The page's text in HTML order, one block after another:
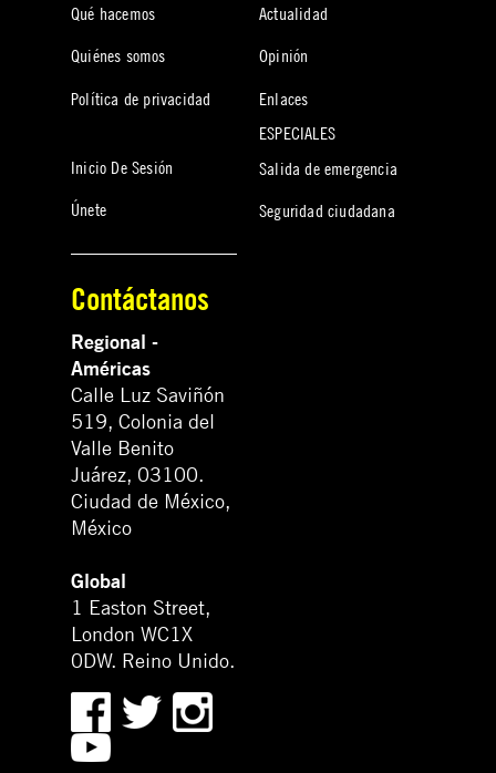
Qué hacemos
Quiénes somos
Política de privacidad
Inicio De Sesión
Únete
Actualidad
Opinión
Enlaces
ESPECIALES
Salida de emergencia
Seguridad ciudadana
Contáctanos
Regional -
Américas
Calle Luz Saviñón
519, Colonia del
Valle Benito
Juárez, 03100.
Ciudad de México,
México
Global
1 Easton Street,
London WC1X
0DW. Reino Unido.